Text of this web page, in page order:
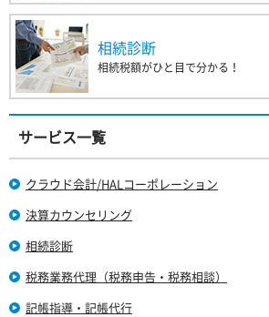
相続診断
相続税額がひと目で分かる！
サービス一覧
クラウド会計/HALコーポレーション
決算カウンセリング
相続診断
税務業務代理（税務申告・税務相談）
記帳指導・記帳代行